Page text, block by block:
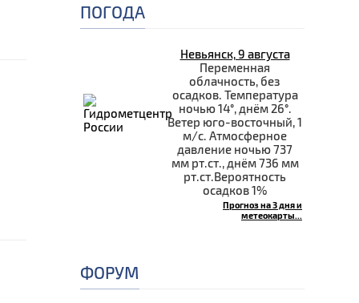
ПОГОДА
Невьянск, 9 августа
Переменная
облачность, без
осадков. Температура
ночью 14°, днём 26°.
Ветер юго-восточный, 1
м/с. Атмосферное
давление ночью 737
мм рт.ст., днём 736 мм
рт.ст.Вероятность
осадков 1%
Прогноз на 3 дня и
метеокарты...
ФОРУМ